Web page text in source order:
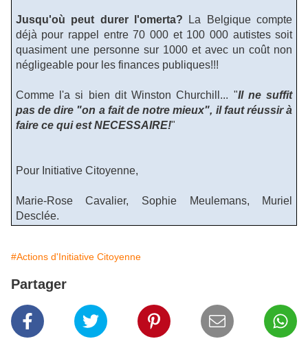
Jusqu'où peut durer l'omerta?
La Belgique compte
déjà pour rappel entre 70 000 et 100 000 autistes soit
quasiment une personne sur 1000 et avec un coût non
négligeable pour les finances publiques!!!
Comme l'a si bien dit Winston Churchill... "Il ne suffit
pas de dire "on a fait de notre mieux", il faut réussir à
faire ce qui est NECESSAIRE!"
Pour Initiative Citoyenne,
Marie-Rose Cavalier, Sophie Meulemans, Muriel
Desclée.
#Actions d'Initiative Citoyenne
Partager